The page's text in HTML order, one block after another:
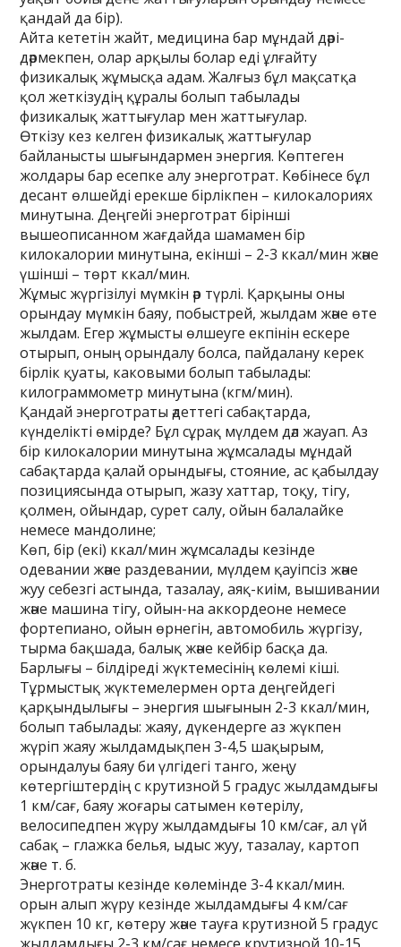
қандай да бір).
Айта кететін жайт, медицина бар мұндай дәрі-
дәрмекпен, олар арқылы болар еді ұлғайту
физикалық жұмысқа адам. Жалғыз бұл мақсатқа
қол жеткізудің құралы болып табылады
физикалық жаттығулар мен жаттығулар.
Өткізу кез келген физикалық жаттығулар
байланысты шығындармен энергия. Көптеген
жолдары бар есепке алу энерготрат. Көбінесе бұл
десант өлшейді ерекше бірлікпен – килокалориях
минутына. Деңгейі энерготрат бірінші
вышеописанном жағдайда шамамен бір
килокалории минутына, екінші – 2-3 ккал/мин және
үшінші – төрт ккал/мин.
Жұмыс жүргізілуі мүмкін әр түрлі. Қарқыны оны
орындау мүмкін баяу, побыстрей, жылдам және өте
жылдам. Егер жұмысты өлшеуге екпінін ескере
отырып, оның орындалу болса, пайдалану керек
бірлік қуаты, каковыми болып табылады:
килограммометр минутына (кгм/мин).
Қандай энерготраты әдеттегі сабақтарда,
күнделікті өмірде? Бұл сұрақ мүлдем дәл жауап. Аз
бір килокалории минутына жұмсалады мұндай
сабақтарда қалай орындығы, стояние, ас қабылдау
позициясында отырып, жазу хаттар, тоқу, тігу,
қолмен, ойындар, сурет салу, ойын балалайке
немесе мандолине;
Көп, бір (екі) ккал/мин жұмсалады кезінде
одевании және раздевании, мүлдем қауіпсіз және
жуу себезгі астында, тазалау, аяқ-киім, вышивании
және машина тігу, ойын-на аккордеоне немесе
фортепиано, ойын өрнегін, автомобиль жүргізу,
тырма бақшада, балық және кейбір басқа да.
Барлығы – білдіреді жүктемесінің көлемі кіші.
Тұрмыстық жүктемелермен орта деңгейдегі
қарқындылығы – энергия шығынын 2-3 ккал/мин,
болып табылады: жаяу, дүкендерге аз жүкпен
жүріп жаяу жылдамдықпен 3-4,5 шақырым,
орындалуы баяу би үлгідегі танго, жеңу
көтергіштердің с крутизной 5 градус жылдамдығы
1 км/сағ, баяу жоғары сатымен көтерілу,
велосипедпен жүру жылдамдығы 10 км/сағ, ал үй
сабақ – глажка белья, ыдыс жуу, тазалау, картоп
және т. б.
Энерготраты кезінде көлемінде 3-4 ккал/мин.
орын алып жүру кезінде жылдамдығы 4 км/сағ
жүкпен 10 кг, көтеру және тауға крутизной 5 градус